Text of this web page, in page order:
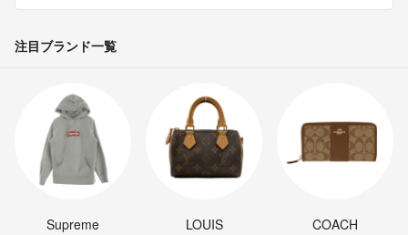
注目ブランド一覧
Supreme
LOUIS
COACH